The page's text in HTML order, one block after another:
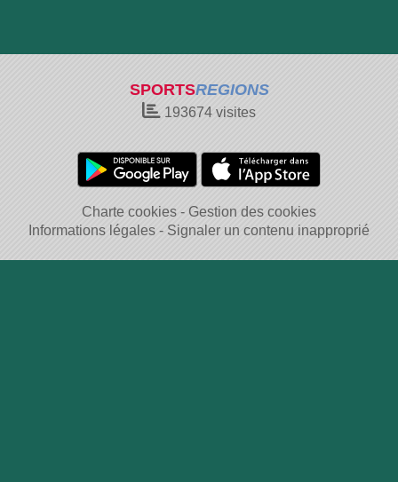
SPORTSREGIONS
193674 visites
Charte cookies
Gestion des cookies
Informations légales
Signaler un contenu inapproprié